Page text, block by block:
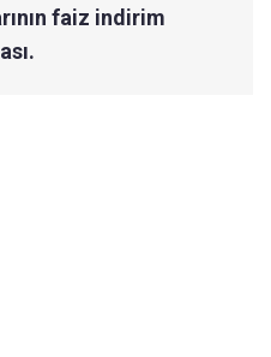
faiz indirim